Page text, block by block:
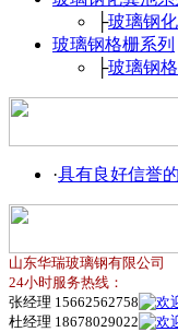
├玻璃钢
玻璃钢格栅系列
├玻璃钢
·具有良好信誉
山东华瑞玻璃钢有限公司
24小时服务热线：
张经理 15662562758
杜经理 18678029022